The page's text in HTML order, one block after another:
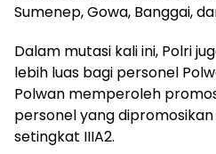
Sumenep, Gowa, Banggai,
Dalam mutasi kali ini, Polri
lebih luas bagi personel
Polwan memperoleh
personel yang
setingkat IIIA2.